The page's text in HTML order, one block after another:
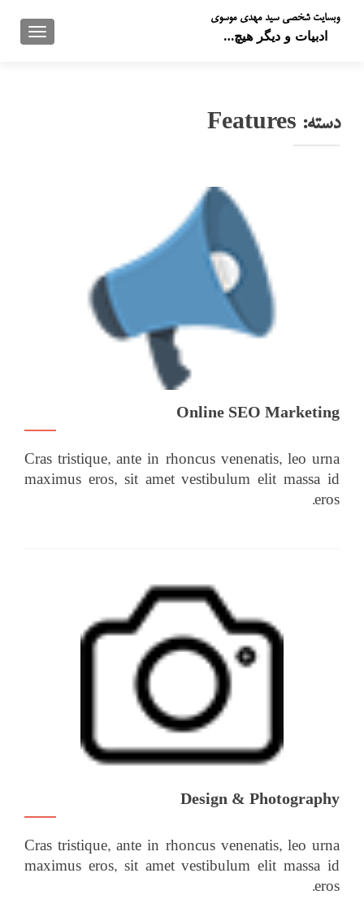
وبسایت شخصی سید مهدی موسوی
ادبیات و دیگر هیچ…
دسته: Features
Online SEO Marketing
Cras tristique, ante in rhoncus venenatis, leo urna
maximus eros, sit amet vestibulum elit massa id
eros.
Design & Photography
Cras tristique, ante in rhoncus venenatis, leo urna
maximus eros, sit amet vestibulum elit massa id
eros.